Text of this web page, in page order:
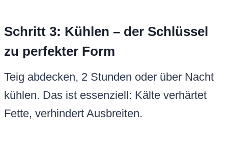
Schritt 3: Kühlen – der Schlüssel
zu perfekter Form
Teig abdecken, 2 Stunden oder über Nacht
kühlen. Das ist essenziell: Kälte verhärtet
Fette, verhindert Ausbreiten.